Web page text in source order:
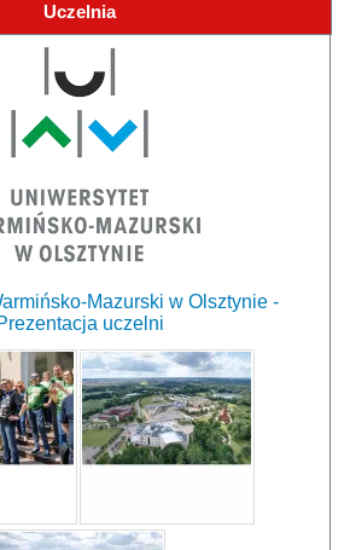
Uczelnia
Mazurski w Olsztynie -
uczelni